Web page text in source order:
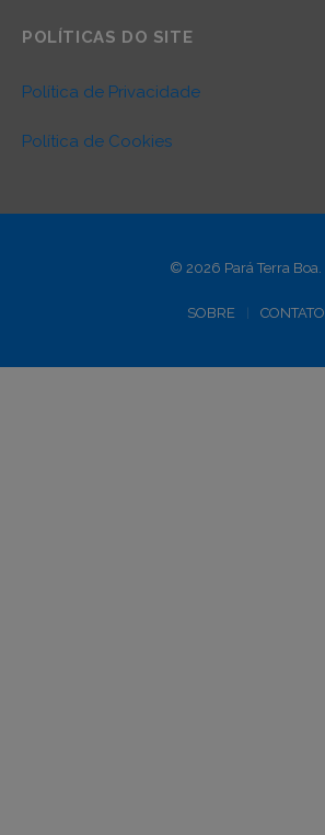
POLÍTICAS DO SITE
Política de Privacidade
Política de Cookies
© 2026 Pará Terra Boa.
SOBRE CONTATO